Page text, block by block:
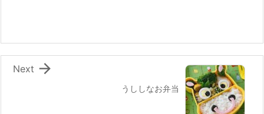
o
k
うししなお弁当

Next